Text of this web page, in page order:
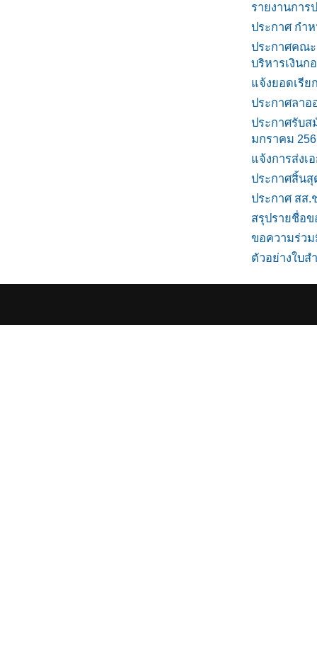
รายงานการ
ประกาศ กำ
ประกาศคณ
บริหารเงินก
แจ้งยอดเรีย
ประกาศลาอ
ประกาศรับส
มกราคม
แจ้งการส่ง
ประกาศสิ้น
ประกาศ สส.
สรุปรายชื่อข
ขอความร่ว
ตัวอย่างใบส